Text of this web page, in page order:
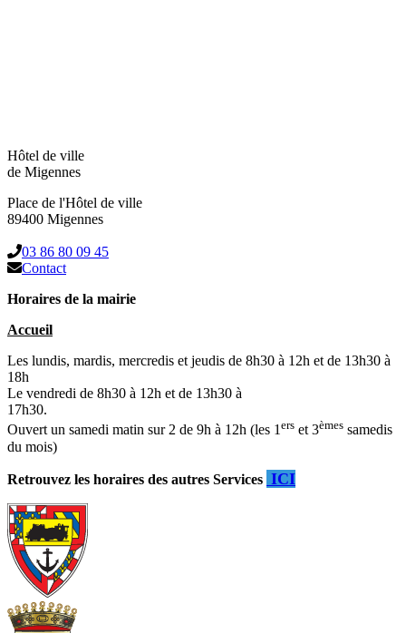
Hôtel de ville
de Migennes
Place de l'Hôtel de ville
89400 Migennes
03 86 80 09 45
Contact
Horaires de la mairie
Accueil
Les lundis, mardis, mercredis et jeudis de 8h30 à 12h et de 13h30 à
18h
Le vendredi de 8h30 à 12h et de 13h30 à
17h30.
Ouvert un samedi matin sur 2 de 9h à 12h (les 1ers et 3èmes samedis
du mois)
Retrouvez les horaires des autres Services ICI